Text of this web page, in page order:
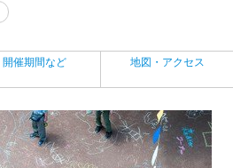
開催期間など 地図・アクセス